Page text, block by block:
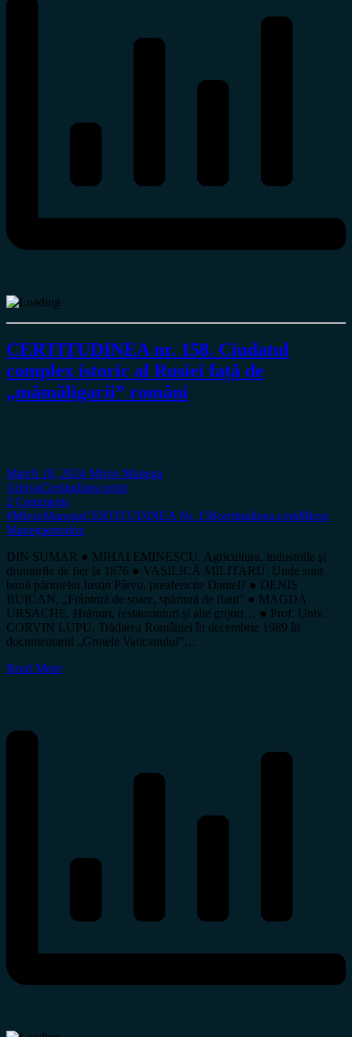
CERTITUDINEA nr. 158. Ciudatul
complex istoric al Rusiei față de
„mămăligarii” români
March 18, 2024 Miron Manega
ArhivaCertitudinea print
2 Comments
#MironManegaCERTITUDINEA Nr. 158certitudinea.comMiron
Manegaortodox
DIN SUMAR ● MIHAI EMINESCU. Agricultura, industriile şi
drumurile de fier la 1876 ● VASILICĂ MILITARU. Unde sunt
banii părintelui Iustin Pârvu, preafericite Daniel? ● DENIS
BUICAN. „Frântură de soare, spărtură de flaut” ● MAGDA
URSACHE. Hrănuri, restauranturi și alte grijuri… ● Prof. Univ.
CORVIN LUPU. Trădarea României în decembrie 1989 în
documentarul „Grotele Vaticanului”…
Read More